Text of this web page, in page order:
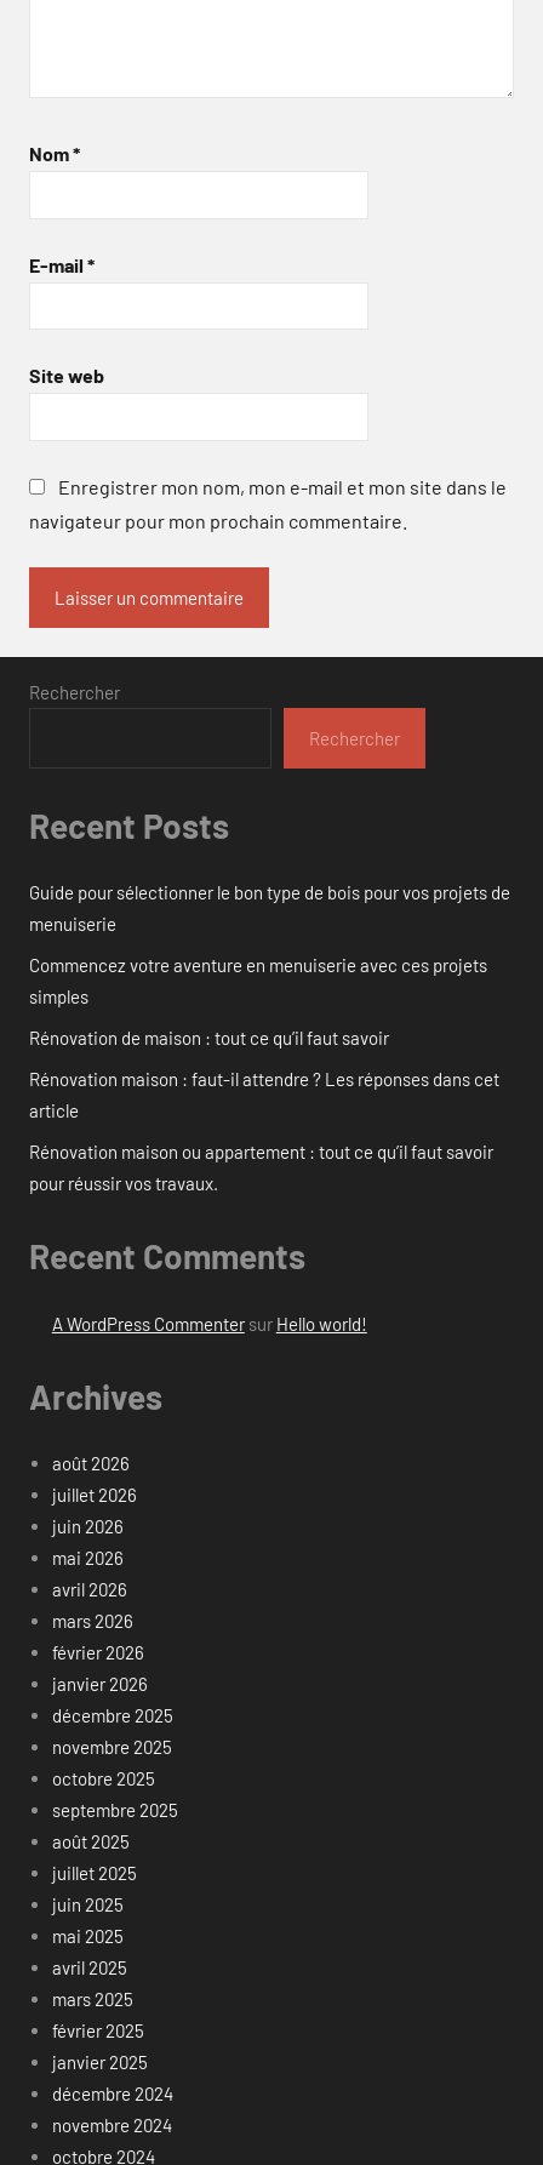
Nom*
E-mail *
Site web
Enregistrer mon nom, mon e-mail et mon site dans le
navigateur pour mon prochain commentaire.
Rechercher
Rechercher
Recent Posts
Guide pour sélectionner le bon type de bois pour vos projets de
menuiserie
Commencez votre aventure en menuiserie avec ces projets
simples
Rénovation de maison : tout ce qu’il faut savoir
Rénovation maison : faut-il attendre ? Les réponses dans cet
article
Rénovation maison ou appartement : tout ce qu’il faut savoir
pour réussir vos travaux.
Recent Comments
A WordPress Commentersur Hello world!
Archives
août 2026
juillet 2026
juin 2026
mai 2026
avril 2026
mars 2026
février 2026
janvier 2026
décembre 2025
novembre 2025
octobre 2025
septembre 2025
août 2025
juillet 2025
juin 2025
mai 2025
avril 2025
mars 2025
février 2025
janvier 2025
décembre 2024
novembre 2024
octobre 2024